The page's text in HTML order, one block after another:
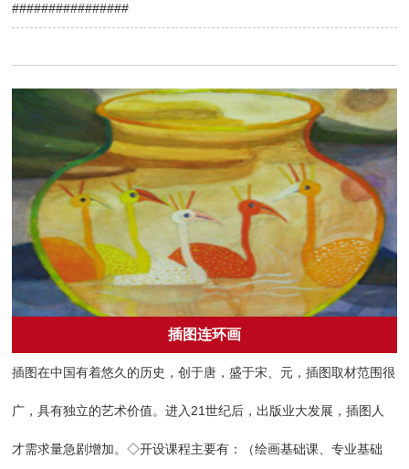
################
插图连环画
插图在中国有着悠久的历史，创于唐，盛于宋、元，插图取材范围很
广，具有独立的艺术价值。进入21世纪后，出版业大发展，插图人
才需求量急剧增加。◇开设课程主要有：（绘画基础课、专业基础